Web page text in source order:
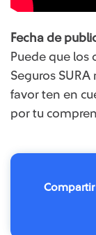
Fecha de
Puede que los
Seguros
favor ten en
por tu
Compartir